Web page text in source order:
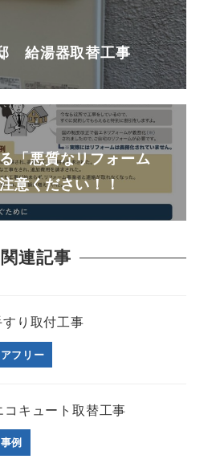
給湯器取替工事
「悪質なリフォーム
意ください！！
関連記事
り取付工事
フリー
キュート取替工事
例